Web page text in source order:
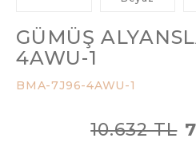
GÜMÜŞ
4AWU-1
BMA-7J96-4AWU-1
10.632 TL